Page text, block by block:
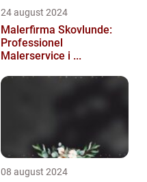
24 august 2024
Malerfirma Skovlunde:
Professionel
Malerservice i ...
08 august 2024